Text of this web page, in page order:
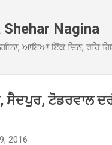
Nagina
ਆਇਆ ਇੱਕ ਦਿਨ, ਰਹਿ
ਸੈਦਪੁਰ, ਟੋਡਰਵਾਲ
2016